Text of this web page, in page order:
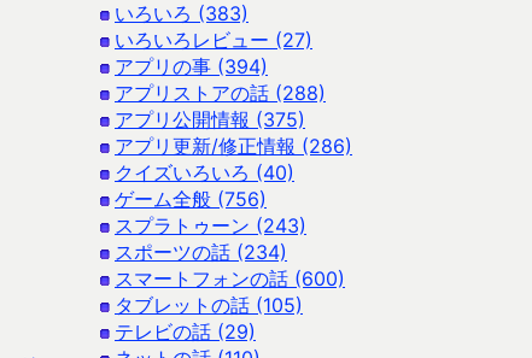
いろいろ (383)
いろいろレビュー (27)
アプリの事 (394)
アプリストアの話 (288)
アプリ公開情報 (375)
アプリ更新/修正情報 (286)
クイズいろいろ (40)
ゲーム全般 (756)
スプラトゥーン (243)
スポーツの話 (234)
スマートフォンの話 (600)
タブレットの話 (105)
テレビの話 (29)